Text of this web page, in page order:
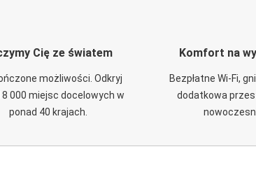
Cię ze światem
możliwości. Odkryj
8 000 miejsc docelowych w
ponad 40 krajach.
Komfort na
Bezpłatne Wi-Fi,
dodatkowa